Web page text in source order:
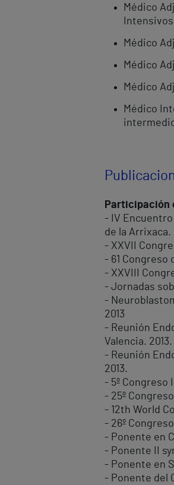
Médico
Médico
Médico
Médico
Médico
Participación
- IV
de la Arrixaca.
- XXVII
- 61 Congreso
- XXVIII
- Jornadas
-
2013
- Reunión
Valencia. 2013.
- Reunión
2013.
- 5º Congreso
- 25º
- 12th World
- 26º
- Ponente en
- Ponente II
- Ponente en
- Ponente del